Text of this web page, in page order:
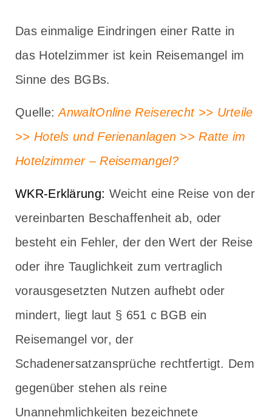
Das einmalige Eindringen einer Ratte in
das Hotelzimmer ist kein Reisemangel im
Sinne des BGBs.
Quelle:AnwaltOnline Reiserecht >> Urteile
>> Hotels und Ferienanlagen >> Ratte im
Hotelzimmer – Reisemangel?
WKR-Erklärung: Weicht eine Reise von der
vereinbarten Beschaffenheit ab, oder
besteht ein Fehler, der den Wert der Reise
oder ihre Tauglichkeit zum vertraglich
vorausgesetzten Nutzen aufhebt oder
mindert, liegt laut § 651 c BGB ein
Reisemangel vor, der
Schadenersatzansprüche rechtfertigt. Dem
gegenüber stehen als reine
Unannehmlichkeiten bezeichnete